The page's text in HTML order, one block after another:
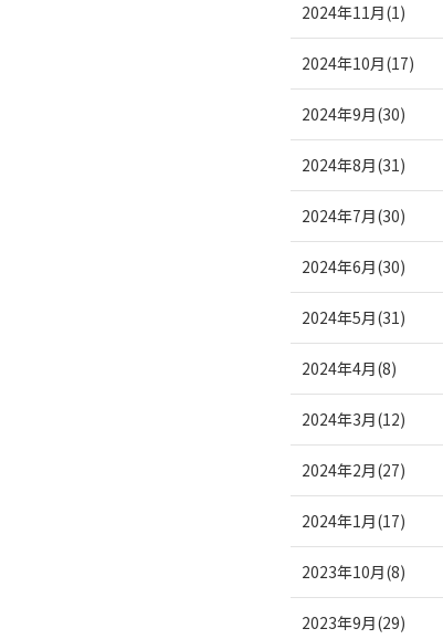
2024年11月(1)
2024年10月(17)
2024年9月(30)
2024年8月(31)
2024年7月(30)
2024年6月(30)
2024年5月(31)
2024年4月(8)
2024年3月(12)
2024年2月(27)
2024年1月(17)
2023年10月(8)
2023年9月(29)